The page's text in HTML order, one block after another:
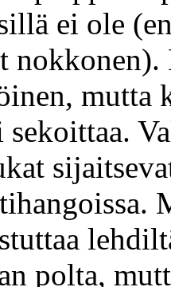
ei ole
nokkonen).
sekoittaa.
polta,